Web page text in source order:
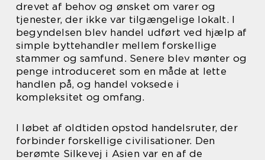
drevet af behov og ønsket om varer og
tjenester, der ikke var tilgængelige lokalt. I
begyndelsen blev handel udført ved hjælp af
simple byttehandler mellem forskellige
stammer og samfund. Senere blev mønter og
penge introduceret som en måde at lette
handlen på, og handel voksede i
kompleksitet og omfang.
I løbet af oldtiden opstod handelsruter, der
forbinder forskellige civilisationer. Den
berømte Silkevej i Asien var en af de